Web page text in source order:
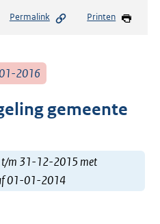
Permalink Printen
2016
gemeente
t/m 31-12-2015 met
01-01-2014